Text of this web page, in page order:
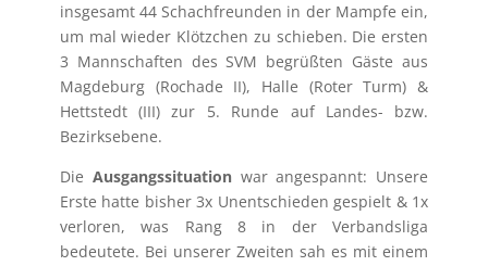
insgesamt 44 Schachfreunden in der Mampfe ein,
um mal wieder Klötzchen zu schieben. Die ersten
3 Mannschaften des SVM begrüßten Gäste aus
Magdeburg (Rochade II), Halle (Roter Turm) &
Hettstedt (III) zur 5. Runde auf Landes- bzw.
Bezirksebene.
Die Ausgangssituationwar angespannt: Unsere
Erste hatte bisher 3x Unentschieden gespielt & 1x
verloren, was Rang 8 in der Verbandsliga
bedeutete. Bei unserer Zweiten sah es mit einem